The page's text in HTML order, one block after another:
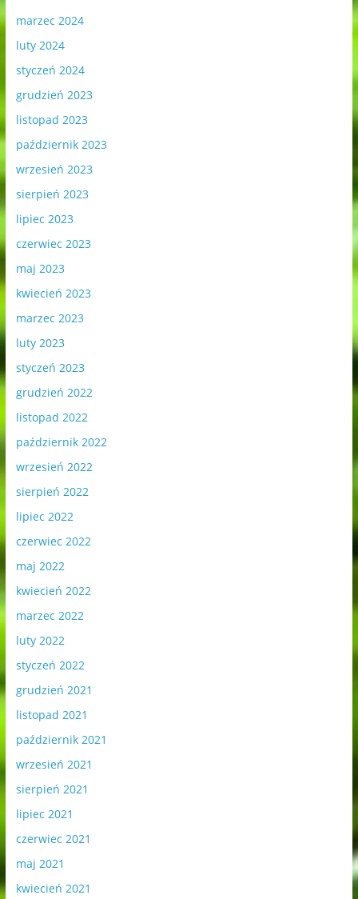
marzec 2024
luty 2024
styczeń 2024
grudzień 2023
listopad 2023
październik 2023
wrzesień 2023
sierpień 2023
lipiec 2023
czerwiec 2023
maj 2023
kwiecień 2023
marzec 2023
luty 2023
styczeń 2023
grudzień 2022
listopad 2022
październik 2022
wrzesień 2022
sierpień 2022
lipiec 2022
czerwiec 2022
maj 2022
kwiecień 2022
marzec 2022
luty 2022
styczeń 2022
grudzień 2021
listopad 2021
październik 2021
wrzesień 2021
sierpień 2021
lipiec 2021
czerwiec 2021
maj 2021
kwiecień 2021